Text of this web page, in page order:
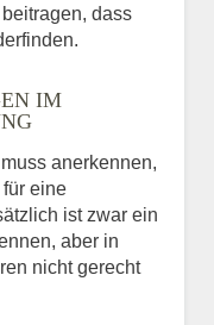
dass
IM
anerkennen,
eine
ist zwar ein
aber in
nicht gerecht